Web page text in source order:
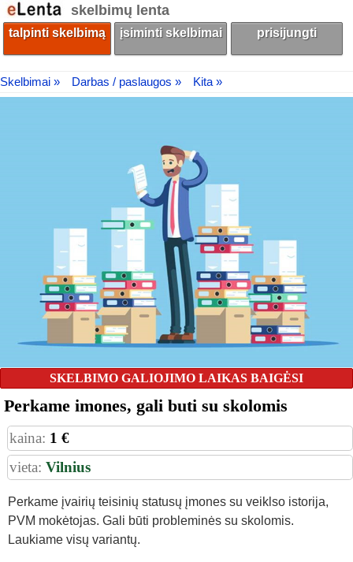
skelbimų lenta
talpinti skelbimą įsiminti skelbimai prisijungti
Skelbimai » Darbas / paslaugos » Kita »
SKELBIMO GALIOJIMO LAIKAS BAIGĖSI
Perkame imones, gali buti su skolomis
kaina: 1 €
vieta: Vilnius
Perkame įvairių teisinių statusų įmones su veiklso istorija,
PVM mokėtojas. Gali būti probleminės su skolomis.
Laukiame visų variantų.